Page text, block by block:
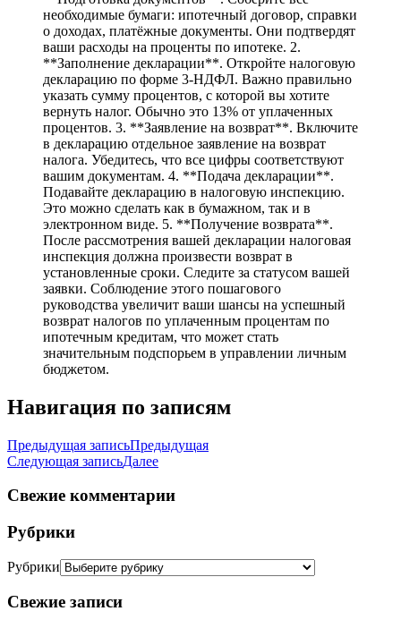
необходимые бумаги: ипотечный договор, справки
о доходах, платёжные документы. Они подтвердят
ваши расходы на проценты по ипотеке. 2.
**Заполнение декларации**. Откройте налоговую
декларацию по форме 3-НДФЛ. Важно правильно
указать сумму процентов, с которой вы хотите
вернуть налог. Обычно это 13% от уплаченных
процентов. 3. **Заявление на возврат**. Включите
в декларацию отдельное заявление на возврат
налога. Убедитесь, что все цифры соответствуют
вашим документам. 4. **Подача декларации**.
Подавайте декларацию в налоговую инспекцию.
Это можно сделать как в бумажном, так и в
электронном виде. 5. **Получение возврата**.
После рассмотрения вашей декларации налоговая
инспекция должна произвести возврат в
установленные сроки. Следите за статусом вашей
заявки. Соблюдение этого пошагового
руководства увеличит ваши шансы на успешный
возврат налогов по уплаченным процентам по
ипотечным кредитам, что может стать
значительным подспорьем в управлении личным
бюджетом.
Навигация по записям
Предыдущая записьПредыдущая
Следующая записьДалее
Свежие комментарии
Рубрики
Рубрики
Свежие записи